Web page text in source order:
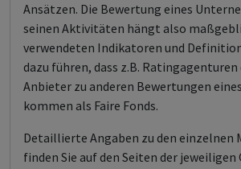
Ansätzen. Die Bewertung eines
seinen Aktivitäten hängt also
verwendeten Indikatoren und
dazu führen, dass z.B.
Anbieter zu anderen Bewertungen
kommen als Faire Fonds.
Detaillierte Angaben zu den einzelnen
finden Sie auf den Seiten der